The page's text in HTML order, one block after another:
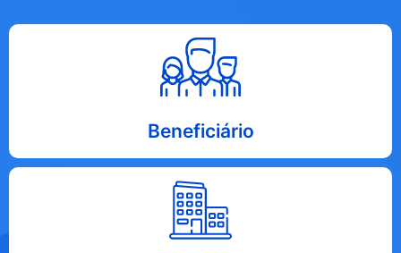
Beneficiário
Acesse agora
Acesse agora